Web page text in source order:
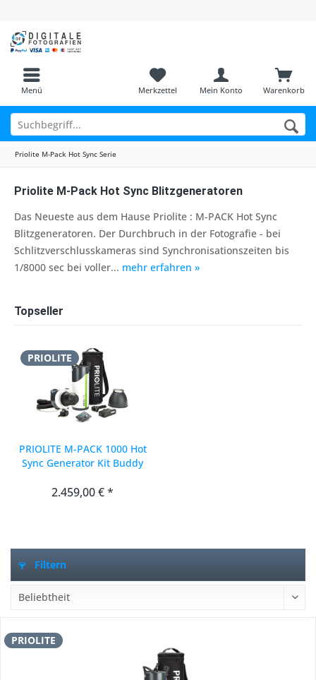
Menü Warenkorb
Merkzettel Mein Konto
Priolite M-Pack Hot Sync Serie
Priolite M-Pack Hot Sync Blitzgeneratoren
Das Neueste aus dem Hause Priolite : M-PACK Hot Sync
Blitzgeneratoren. Der Durchbruch in der Fotografie - bei
Schlitzverschlusskameras sind Synchronisationszeiten bis
1/8000 sec bei voller... mehr erfahren »
Topseller
PRIOLITE
PRIOLITE M-PACK 1000 Hot
Sync Generator Kit Buddy
2.459,00 € *
Filtern
PRIOLITE